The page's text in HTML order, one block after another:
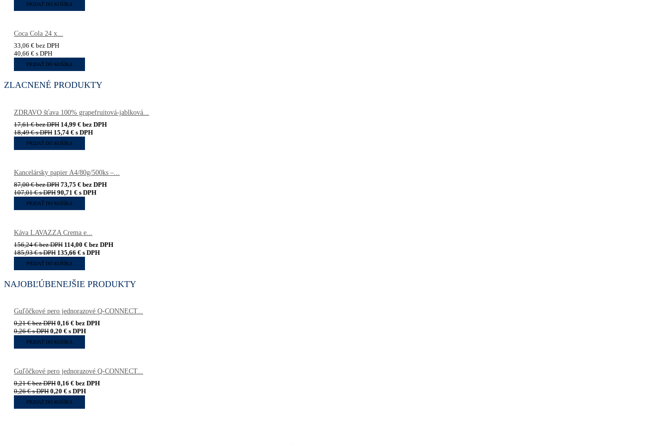
PRIDAŤ DO KOŠÍKA
Coca Cola 24 x...
33,06 € bez DPH
40,66 € s DPH
PRIDAŤ DO KOŠÍKA
ZLACNENÉ PRODUKTY
ZDRAVO šťava 100% grapefruitová-jablková...
17,61€bez DPH 14,99 € bez DPH
18,49€s DPH 15,74 € s DPH
PRIDAŤ DO KOŠÍKA
Kancelársky papier A4/80g/500ks –...
87,00€bez DPH 73,75 € bez DPH
107,01€s DPH 90,71 € s DPH
PRIDAŤ DO KOŠÍKA
Káva LAVAZZA Crema e...
156,24€bez DPH 114,00 € bez DPH
185,93€s DPH 135,66 € s DPH
PRIDAŤ DO KOŠÍKA
NAJOBĽÚBENEJŠIE PRODUKTY
Guľôčkové pero jednorazové Q-CONNECT...
0,21€bez DPH 0,16 € bez DPH
0,26€s DPH 0,20 € s DPH
PRIDAŤ DO KOŠÍKA
Guľôčkové pero jednorazové Q-CONNECT...
0,21€bez DPH 0,16 € bez DPH
0,26€s DPH 0,20 € s DPH
PRIDAŤ DO KOŠÍKA